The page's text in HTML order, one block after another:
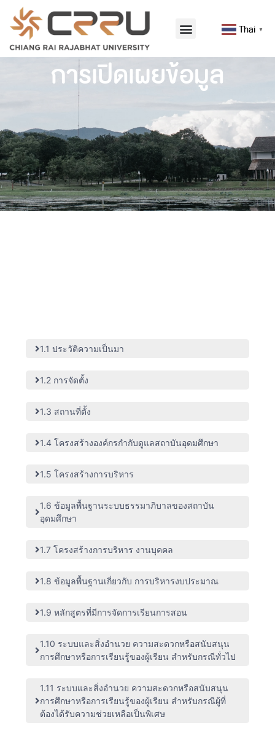
Thai ▼
การเปิดเผยข้อมูล
1.1 ประวัติความเป็นมา
1.2 การจัดตั้ง
1.3 สถานที่ตั้ง
1.4 โครงสร้างองค์กรกำกับดูแลสถาบันอุดมศึกษา
1.5 โครงสร้างการบริหาร
1.6 ข้อมูลพื้นฐานระบบธรรมาภิบาลของสถาบัน
อุดมศึกษา
1.7 โครงสร้างการบริหาร งานบุคคล
1.8 ข้อมูลพื้นฐานเกี่ยวกับ การบริหารงบประมาณ
1.9 หลักสูตรที่มีการจัดการเรียนการสอน
1.10 ระบบและสิ่งอำนวย ความสะดวกหรือสนับสนุน
การศึกษาหรือการเรียนรู้ของผู้เรียน สำหรับกรณีทั่วไป
1.11 ระบบและสิ่งอำนวย ความสะดวกหรือสนับสนุน
การศึกษาหรือการเรียนรู้ของผู้เรียน สำหรับกรณีผู้ที่
ต้องได้รับความช่วยเหลือเป็นพิเศษ